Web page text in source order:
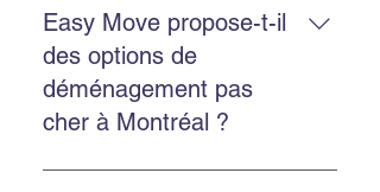
déménagement résidentiel,
commercial, l’emballage
professionnel, l’entreposage
sécurisé et la location de bacs
écologiques GoBac.
Easy Move propose-t-il
des options de
déménagement pas
cher à Montréal ?
Easy Move propose des solutions